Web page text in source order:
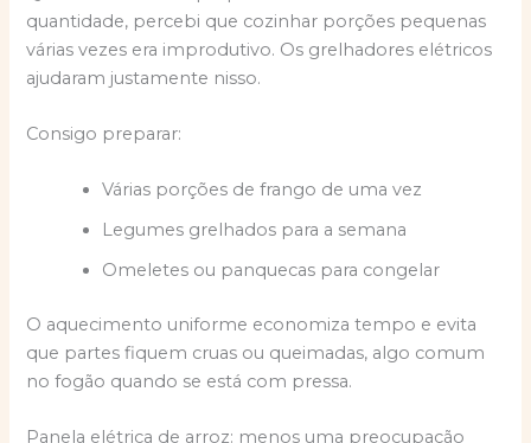
quantidade, percebi que cozinhar porções pequenas
várias vezes era improdutivo. Os grelhadores elétricos
ajudaram justamente nisso.
Consigo preparar:
Várias porções de frango de uma vez
Legumes grelhados para a semana
Omeletes ou panquecas para congelar
O aquecimento uniforme economiza tempo e evita
que partes fiquem cruas ou queimadas, algo comum
no fogão quando se está com pressa.
Panela elétrica de arroz: menos uma preocupação